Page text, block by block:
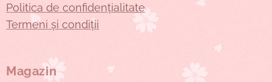
Politica de confidențialitate
Termeni și condiții
Magazin